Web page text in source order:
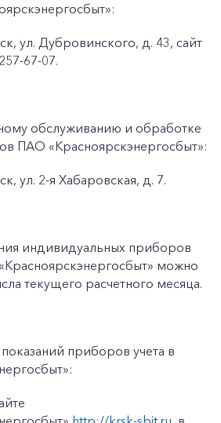
ул. Дубровинского, д. 43, сайт
67-07.
обслуживанию и обработке
ПАО «Красноярскэнергосбыт»:
ул. 2-я Хабаровская, д. 7.
индивидуальных приборов
можно
текущего расчетного месяца.
приборов учета в